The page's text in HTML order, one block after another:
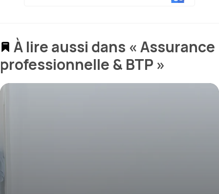
À lire aussi dans « Assurance
professionnelle & BTP »